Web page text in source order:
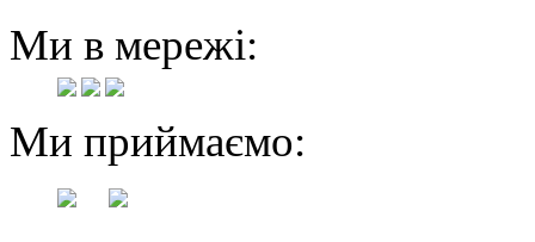
Ми в мережі:
Ми приймаємо: